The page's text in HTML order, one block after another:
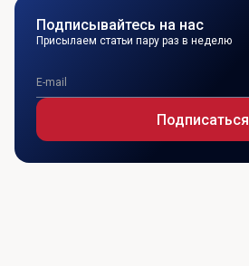
Подписывайтесь на нас
Присылаем статьи пару раз в неделю
Подписаться